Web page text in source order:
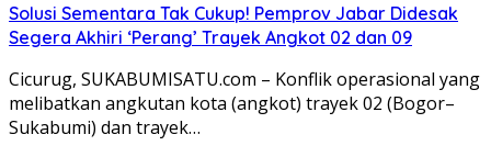
Solusi Sementara Tak Cukup! Pemprov Jabar Didesak
Segera Akhiri ‘Perang’ Trayek Angkot 02 dan 09
​Cicurug, SUKABUMISATU.com – Konflik operasional yang
melibatkan angkutan kota (angkot) trayek 02 (Bogor–
Sukabumi) dan trayek…